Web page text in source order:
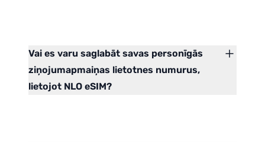
Vai es varu saglabāt savas personīgās
ziņojumapmaiņas lietotnes numurus,
lietojot NLO eSIM?